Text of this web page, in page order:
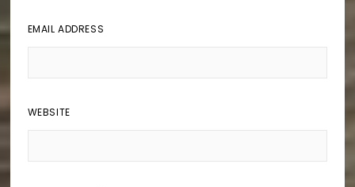
EMAIL ADDRESS
WEBSITE